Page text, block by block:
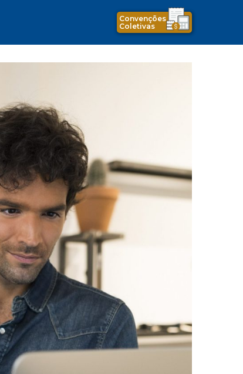
Convenções
Coletivas